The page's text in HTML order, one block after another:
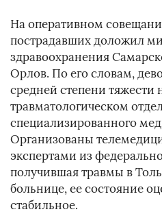
На оперативном
пострадавших доложил
здравоохранения
Орлов. По его словам,
средней степени тяжести
травматологическом
специализированного
Организованы
экспертами из
получившая травмы в
больнице, ее состояние
стабильное.